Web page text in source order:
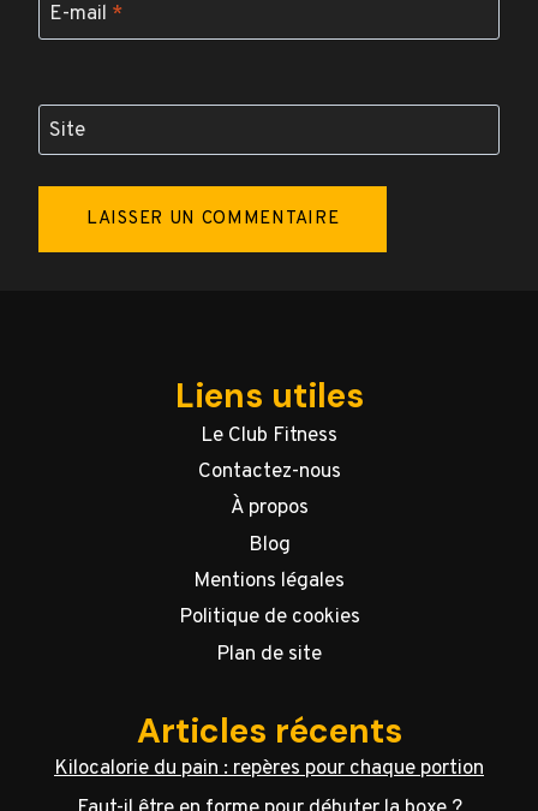
E-mail *
Site
Liens utiles
Le Club Fitness
Contactez-nous
À propos
Blog
Mentions légales
Politique de cookies
Plan de site
Articles récents
Kilocalorie du pain : repères pour chaque portion